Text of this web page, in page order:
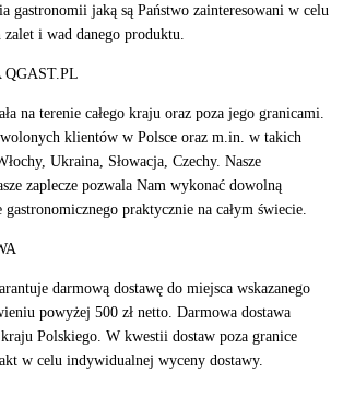
gastronomii jaką są Państwo zainteresowani w celu
i wad danego produktu.
na terenie całego kraju oraz poza jego granicami.
klientów w Polsce oraz m.in. w takich
Ukraina, Słowacja, Czechy. Nasze
zaplecze pozwala Nam wykonać dowolną
praktycznie na całym świecie.
darmową dostawę do miejsca wskazanego
powyżej 500 zł netto. Darmowa dostawa
Polskiego. W kwestii dostaw poza granice
w celu indywidualnej wyceny dostawy.